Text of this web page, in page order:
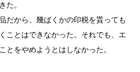
た。
だから、幾ばくかの印税を貰っても
ことはできなかった。それでも、エ
とをやめようとはしなかった。